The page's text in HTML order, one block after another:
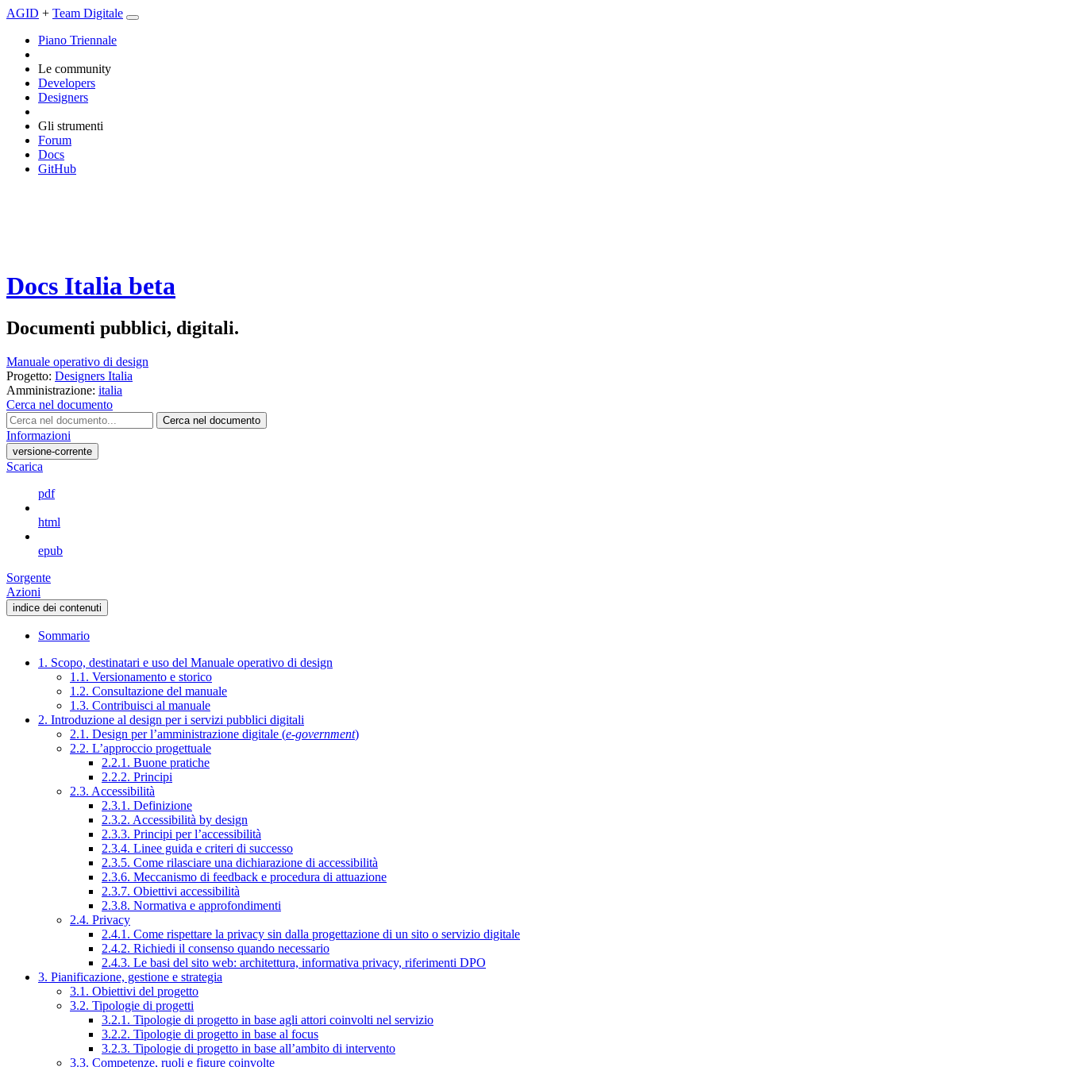
AGID + Team Digitale
Piano Triennale
Le community
Developers
Designers
Gli strumenti
Forum
Docs
GitHub
Docs Italia beta
Documenti pubblici, digitali.
Manuale operativo di design
Progetto: Designers Italia
Amministrazione: italia
Cerca nel documento
Cerca nel documento
Informazioni
versione-corrente
Scarica
pdf
html
epub
Sorgente
Azioni
indice dei contenuti
Sommario
1. Scopo, destinatari e uso del Manuale operativo di design
1.1. Versionamento e storico
1.2. Consultazione del manuale
1.3. Contribuisci al manuale
2. Introduzione al design per i servizi pubblici digitali
2.1. Design per l’amministrazione digitale (e-government)
2.2. L’approccio progettuale
2.2.1. Buone pratiche
2.2.2. Principi
2.3. Accessibilità
2.3.1. Definizione
2.3.2. Accessibilità by design
2.3.3. Principi per l’accessibilità
2.3.4. Linee guida e criteri di successo
2.3.5. Come rilasciare una dichiarazione di accessibilità
2.3.6. Meccanismo di feedback e procedura di attuazione
2.3.7. Obiettivi accessibilità
2.3.8. Normativa e approfondimenti
2.4. Privacy
2.4.1. Come rispettare la privacy sin dalla progettazione di un sito o servizio digitale
2.4.2. Richiedi il consenso quando necessario
2.4.3. Le basi del sito web: architettura, informativa privacy, riferimenti DPO
3. Pianificazione, gestione e strategia
3.1. Obiettivi del progetto
3.2. Tipologie di progetti
3.2.1. Tipologie di progetto in base agli attori coinvolti nel servizio
3.2.2. Tipologie di progetto in base al focus
3.2.3. Tipologie di progetto in base all’ambito di intervento
3.3. Competenze, ruoli e figure coinvolte